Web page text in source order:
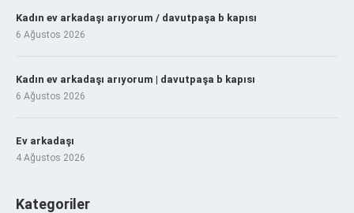
Kadın ev arkadaşı arıyorum / davutpaşa b kapısı
6 Ağustos 2026
Kadın ev arkadaşı arıyorum | davutpaşa b kapısı
6 Ağustos 2026
Ev arkadaşı
4 Ağustos 2026
Kategoriler